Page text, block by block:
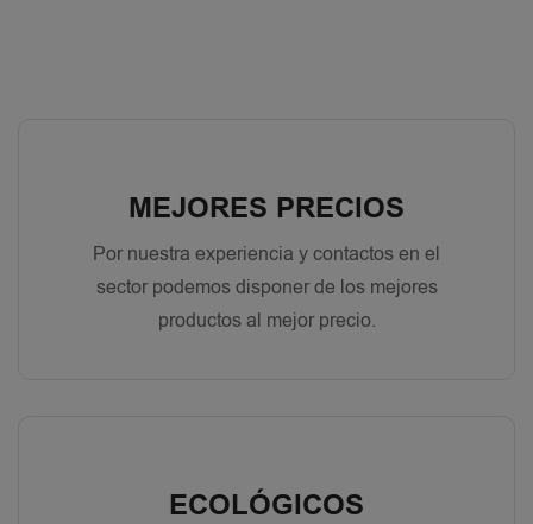
MEJORES PRECIOS
Por nuestra experiencia y contactos en el
sector podemos disponer de los mejores
productos al mejor precio.
ECOLÓGICOS